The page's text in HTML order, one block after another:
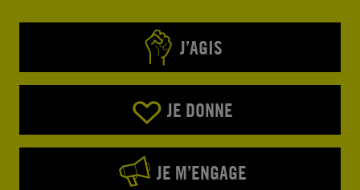
J’AGIS
JE DONNE
JE M’ENGAGE